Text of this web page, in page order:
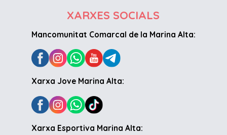
XARXES SOCIALS
Mancomunitat Comarcal de la Marina Alta:
Xarxa Jove Marina Alta:
Xarxa Esportiva Marina Alta: